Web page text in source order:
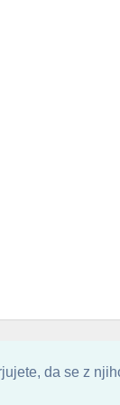
da se z
AUTHOR.